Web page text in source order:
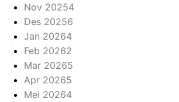
Nov 20254
Des 20256
Jan 20264
Feb 20262
Mar 20265
Apr 20265
Mei 20264